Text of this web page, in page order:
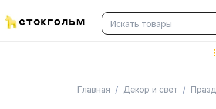
Главная / Декор и свет /